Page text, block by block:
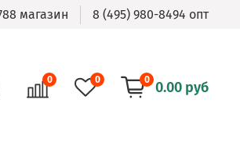
магазин 8 (495) 980-8494 опт
0 0 0 0.00 руб